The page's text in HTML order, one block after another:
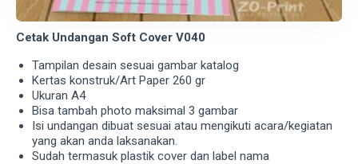
Cetak Undangan Soft Cover V040
Tampilan desain sesuai gambar katalog
Kertas konstruk/Art Paper 260 gr
Ukuran A4
Bisa tambah photo maksimal 3 gambar
Isi undangan dibuat sesuai atau mengikuti acara/kegiatan
yang akan anda laksanakan.
Sudah termasuk plastik cover dan label nama